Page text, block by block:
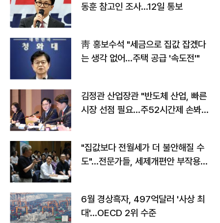
동훈 참고인 조사...12일 통보
靑 홍보수석 "세금으로 집값 잡겠다
는 생각 없어…주택 공급 '속도전'"
김정관 산업장관 "반도체 산업, 빠른
시장 선점 필요…주52시간제 손봐
"집값보다 전월세가 더 불안해질 수
도"…전문가들, 세제개편안 부작용
6월 경상흑자, 497억달러 '사상 최
대'…OECD 2위 수준